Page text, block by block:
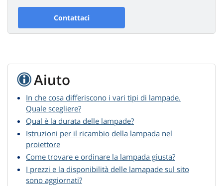
Contattaci
Aiuto
In che cosa differiscono i vari tipi di lampade.
Quale scegliere?
Qual è la durata delle lampade?
Istruzioni per il ricambio della lampada nel
proiettore
Come trovare e ordinare la lampada giusta?
I prezzi e la disponibilità delle lamapade sul sito
sono aggiornati?